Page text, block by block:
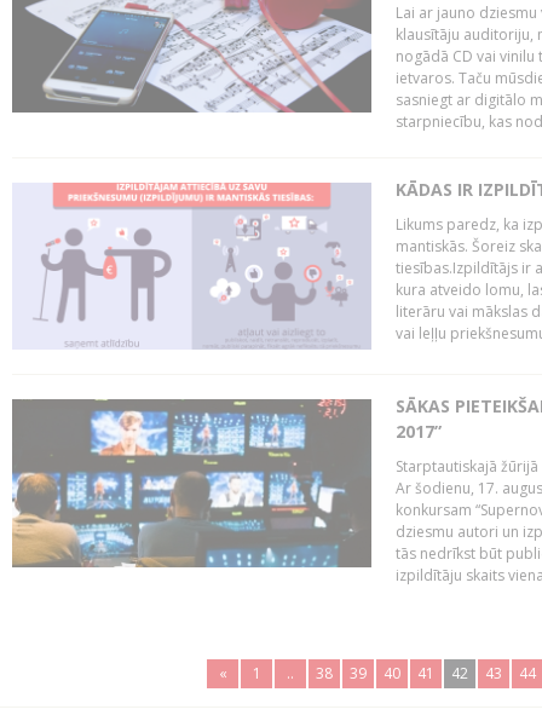
Lai ar jauno
klausītāju auditoriju,
nogādā CD vai
ietvaros. Taču
sasniegt ar digitālo
starpniecību, kas
KĀDAS IR
Likums paredz, ka
mantiskās. Šoreiz
tiesības.Izpildītājs ir
kura atveido lomu,
literāru vai mākslas
vai leļļu
SĀKAS
2017”
Starptautiskajā
Ar šodienu, 17.
konkursam
dziesmu autori un
tās nedrīkst būt
izpildītāju skaits
« 1 .. 38 39 40 41 42 43 44